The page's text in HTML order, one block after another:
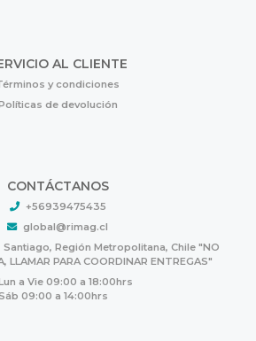
AL CLIENTE
y condiciones
de devolución
CONTÁCTANOS
+56939475435
global@rimag.cl
Región Metropolitana, Chile "NO
LLAMAR PARA COORDINAR ENTREGAS"
a Vie 09:00 a 18:00hrs
09:00 a 14:00hrs